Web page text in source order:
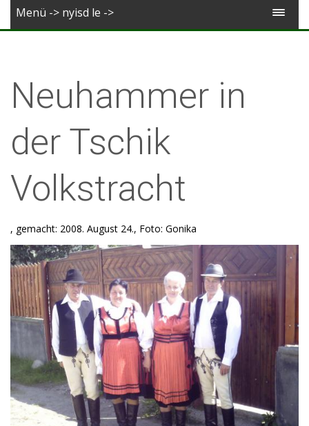
English
Menü -> nyisd le ->
Neuhammer in
der Tschik
Volkstracht
, gemacht: 2008. August 24., Foto: Gonika